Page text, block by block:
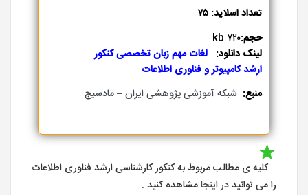
تعداد اسلاید: ۷۵
حجم:۷۲۰ kb
لینک دانلود: لغات مهم زبان تخصصی کنکور
ارشد کامپیوتر و فناوری اطلاعات
منبع: شبکه آموزشی پژوهشی ایران – مادسیج
کلیه ی مطالب مربوط به کنکور کارشناسی ارشد فناوری اطلاعات
را می توانیددر اینجامشاهده کنید .